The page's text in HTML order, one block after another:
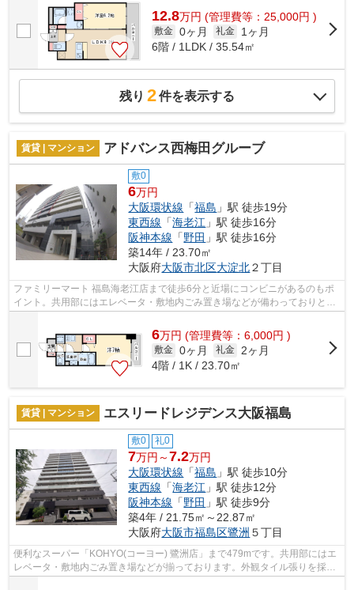
12.8万円 (管理費等：25,000円 )
敷金 0ヶ月 礼金
1ヶ月
6階 / 1LDK / 35.54㎡
残り 2件を表示する
賃貸 | マンション アドバンス西梅田グルーブ
敷0
6万円
大阪環状線 「福島 」駅 徒歩19分
東西線 「海老江 」駅 徒歩16分
阪神本線 「野田 」駅 徒歩16分
築14年 / 23.70㎡
大阪府大阪市北区大淀北２丁目
ファミリーマート 福島海老江店まで徒歩6分と近場にコンビニがあるのもポ
イント。共用部にはエレベータ・敷地内ごみ置き場などが備わっておりとて
6万円 (管理費等：6,000円 )
敷金 0ヶ月 礼金
2ヶ月
4階 / 1K / 23.70㎡
賃貸 | マンション エスリードレジデンス大阪福島
敷0 礼0
7万円～7.2万円
大阪環状線 「福島 」駅 徒歩10分
東西線 「海老江 」駅 徒歩12分
阪神本線 「野田 」駅 徒歩9分
築4年 / 21.75㎡～22.87㎡
大阪府大阪市福島区鷺洲 ５丁目
便利なスーパー「KOHYO(コーヨー) 鷺洲店」まで479mです。共用部にはエ
レベータ・敷地内ごみ置き場などが揃っております。外観タイル張りを採用